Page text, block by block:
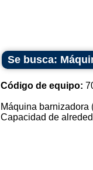
Se busca:
Código de equipo:
Máquina barnizadora
Capacidad de